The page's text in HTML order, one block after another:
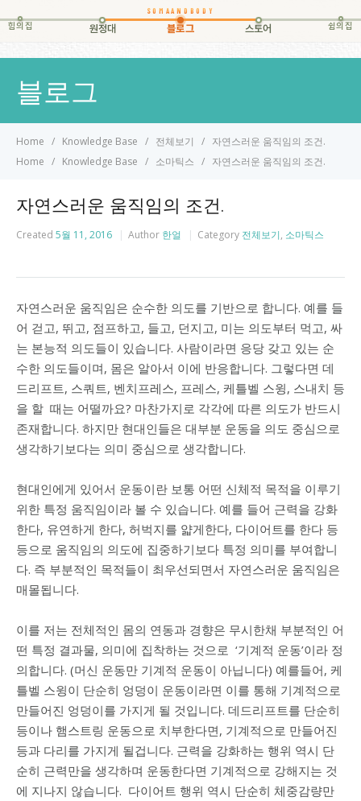
힘의집 원정대 블로그 스토어 쉼의집
블로그
Home Knowledge Base 전체보기
자연스러운 움직임의 조건.
Home
Knowledge Base 소마틱스 자연스러운 움직임의 조건.
자연스러운 움직임의 조건.
Created 5월 11, 2016 Author 한얼 Category 전체보기, 소마틱스
자연스러운 움직임은 순수한 의도를 기반으로 합니다. 예를 들
어 걷고, 뛰고, 점프하고, 들고, 던지고, 미는 의도부터 먹고, 싸
는 본능적 의도들이 있습니다. 사람이라면 응당 갖고 있는 순
수한 의도들이며, 몸은 알아서 이에 반응합니다. 그렇다면 데
드리프트, 스쿼트, 벤치프레스, 프레스, 케틀벨 스윙, 스내치 등
을 할 때는 어떨까요? 마찬가지로 각각에 따른 의도가 반드시
존재합니다. 하지만 현대인들은 대부분 운동을 의도 중심으로
생각하기보다는 의미 중심으로 생각합니다.
현대인에게 있어서 운동이란 보통 어떤 신체적 목적을 이루기
위한 특정 움직임이라 볼 수 있습니다. 예를 들어 근력을 강화
한다, 유연하게 한다, 허벅지를 얇게한다, 다이어트를 한다 등
등으로 움직임의 의도에 집중하기보다 특정 의미를 부여합니
다. 즉 부분적인 목적들이 최우선되면서 자연스러운 움직임은
매몰됩니다.
이를 저는 전체적인 몸의 연동과 경향은 무시한채 부분적인 어
떤 특정 결과물, 의미에 집착하는 것으로 ‘기계적 운동’이라 정
의합니다. (머신 운동만 기계적 운동이 아닙니다) 예를들어, 케
틀벨 스윙이 단순히 엉덩이 운동이라면 이를 통해 기계적으로
만들어진 엉덩이를 가지게 될 것입니다. 데드리프트를 단순히
등이나 햄스트링 운동으로 치부한다면, 기계적으로 만들어진
등과 다리를 가지게 될겁니다. 근력을 강화하는 행위 역시 단
순히 근력만을 생각하며 운동한다면 기계적으로 강해지는 것
에 지나지 않습니다. 다이어트 행위 역시 단순히 체중감량만